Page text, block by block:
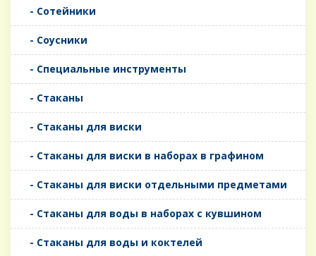
- Сотейники
- Соусники
- Специальные инструменты
- Стаканы
- Стаканы для виски
- Стаканы для виски в наборах в графином
- Стаканы для виски отдельными предметами
- Стаканы для воды в наборах с кувшином
- Стаканы для воды и коктелей